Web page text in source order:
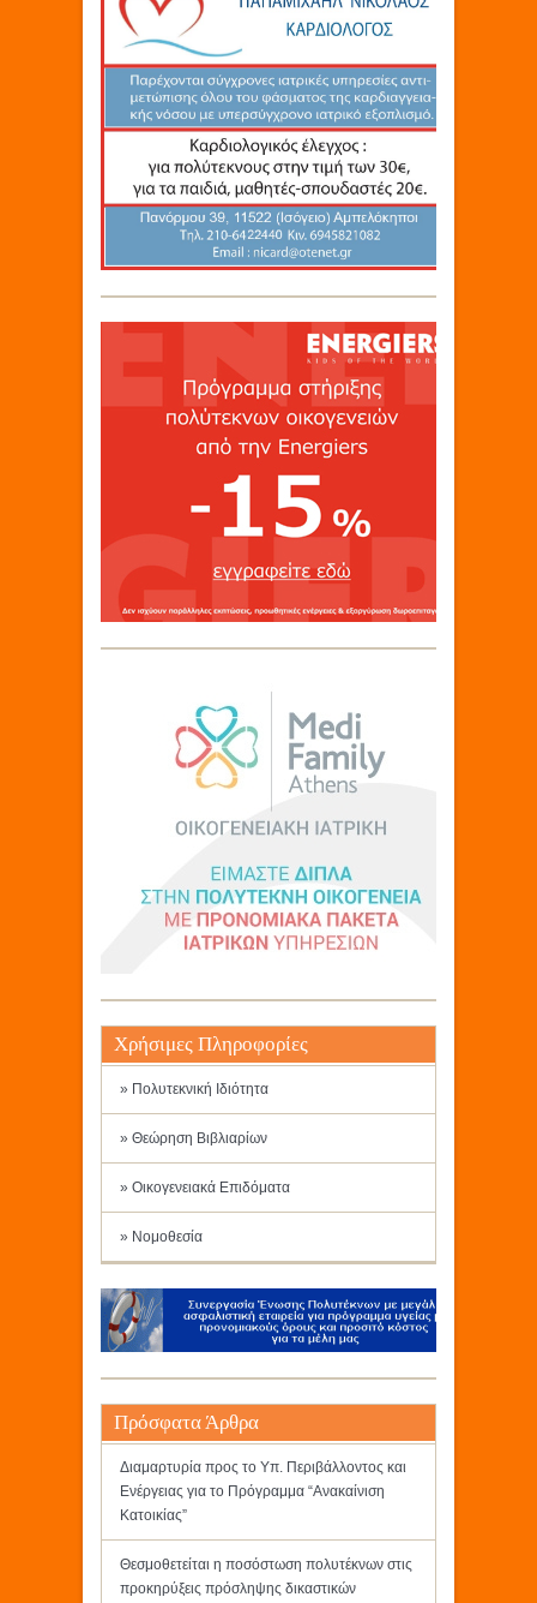
Χρήσιμες Πληροφορίες
» Πολυτεκνική Ιδιότητα
» Θεώρηση Βιβλιαρίων
» Οικογενειακά Επιδόματα
» Νομοθεσία
Πρόσφατα Άρθρα
Διαμαρτυρία προς το Υπ. Περιβάλλοντος και
Ενέργειας για το Πρόγραμμα “Ανακαίνιση
Κατοικίας”
Θεσμοθετείται η ποσόστωση πολυτέκνων στις
προκηρύξεις πρόσληψης δικαστικών